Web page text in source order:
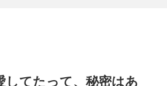
してたって、秘密はあ